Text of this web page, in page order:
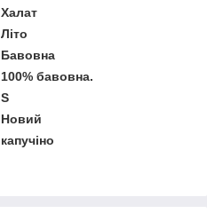
Халат
Літо
Бавовна
100% бавовна.
S
Новий
капучіно